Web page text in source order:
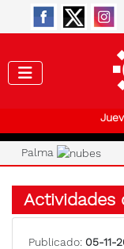
Palma
Actividades
Publicado: 05-11-